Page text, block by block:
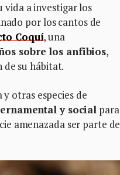
a investigar los
por los cantos de
Coquí, una
sobre los anfibios,
de su hábitat.
otras especies de
y social para
amenazada ser parte de